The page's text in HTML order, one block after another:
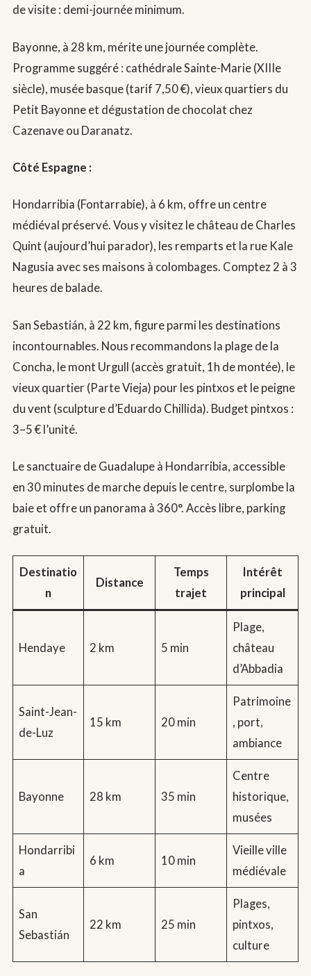
de visite : demi-journée minimum.
Bayonne, à 28 km, mérite une journée complète.
Programme suggéré : cathédrale Sainte-Marie (XIIIe
siècle), musée basque (tarif 7,50 €), vieux quartiers du
Petit Bayonne et dégustation de chocolat chez
Cazenave ou Daranatz.
Côté Espagne :
Hondarribia (Fontarrabie), à 6 km, offre un centre
médiéval préservé. Vous y visitez le château de Charles
Quint (aujourd’hui parador), les remparts et la rue Kale
Nagusia avec ses maisons à colombages. Comptez 2 à 3
heures de balade.
San Sebastián, à 22 km, figure parmi les destinations
incontournables. Nous recommandons la plage de la
Concha, le mont Urgull (accès gratuit, 1h de montée), le
vieux quartier (Parte Vieja) pour les pintxos et le peigne
du vent (sculpture d’Eduardo Chillida). Budget pintxos :
3–5 € l’unité.
Le sanctuaire de Guadalupe à Hondarribia, accessible
en 30 minutes de marche depuis le centre, surplombe la
baie et offre un panorama à 360°. Accès libre, parking
gratuit.
Destinatio
n
Distance
Temps
trajet
Intérêt
principal
Hendaye 2 km 5 min
Plage,
château
d’Abbadia
Saint-Jean-
de-Luz
15 km 20 min
Patrimoine
, port,
ambiance
Bayonne 28 km 35 min
Centre
historique,
musées
Hondarribi
a
6 km 10 min
Vieille ville
médiévale
San
Sebastián
22 km 25 min
Plages,
pintxos,
culture